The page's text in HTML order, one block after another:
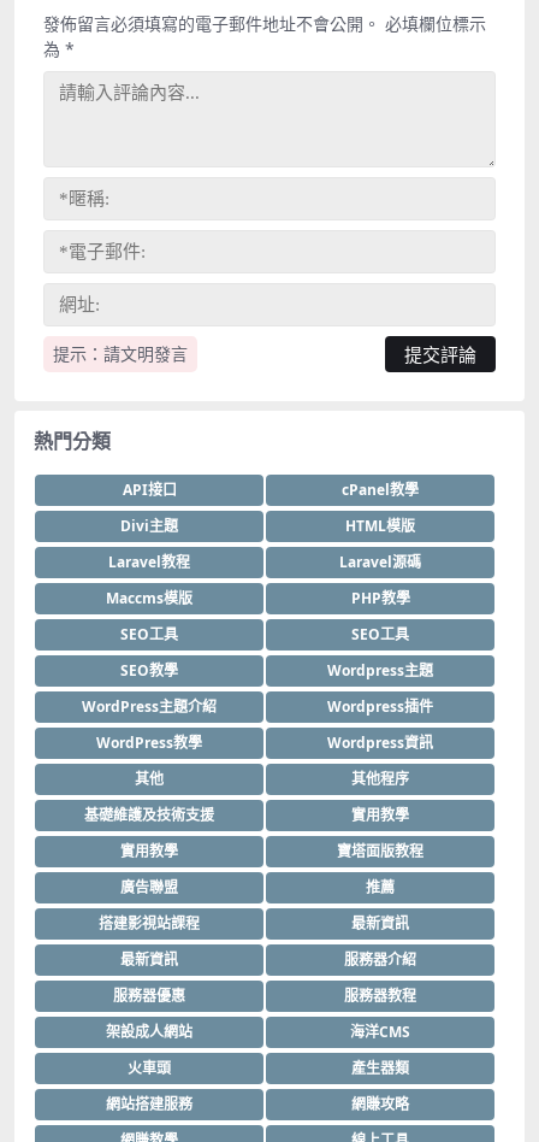
提示：請文明發言
發佈留言必須填寫的電子郵件地址不會公開。 必填欄位標示
為 *
熱門分類
API接口
cPanel教學
Divi主題
HTML模版
Laravel教程
Laravel源碼
Maccms模版
PHP教學
SEO工具
SEO工具
SEO教學
Wordpress主題
WordPress主題介紹
Wordpress插件
WordPress教學
Wordpress資訊
其他
其他程序
基礎維護及技術支援
實用教學
實用教學
寶塔面版教程
廣告聯盟
推薦
搭建影視站課程
最新資訊
最新資訊
服務器介紹
服務器優惠
服務器教程
架設成人網站
海洋CMS
火車頭
產生器類
網站搭建服務
網賺攻略